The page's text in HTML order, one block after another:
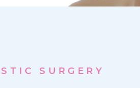
SURGERY